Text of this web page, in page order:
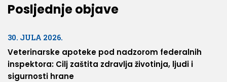
Posljednje objave
30. JULA 2026.
Veterinarske apoteke pod nadzorom federalnih
inspektora: Cilj zaštita zdravlja životinja, ljudi i
sigurnosti hrane